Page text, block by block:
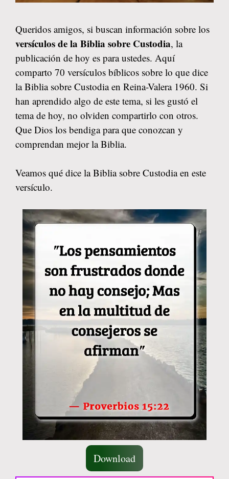
Queridos amigos, si buscan información sobre los
versículos de la Biblia sobre Custodia, la
publicación de hoy es para ustedes. Aquí
comparto 70 versículos bíblicos sobre lo que dice
la Biblia sobre Custodia en Reina-Valera 1960. Si
han aprendido algo de este tema, si les gustó el
tema de hoy, no olviden compartirlo con otros.
Que Dios los bendiga para que conozcan y
comprendan mejor la Biblia.
Veamos qué dice la Biblia sobre Custodia en este
versículo.
Download